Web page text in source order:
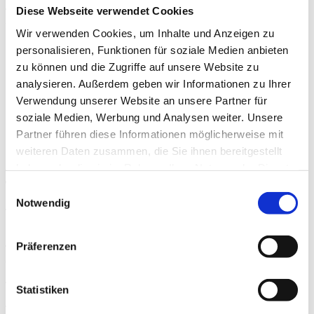
Diese Webseite verwendet Cookies
Wir verwenden Cookies, um Inhalte und Anzeigen zu
personalisieren, Funktionen für soziale Medien anbieten
zu können und die Zugriffe auf unsere Website zu
analysieren. Außerdem geben wir Informationen zu Ihrer
Verwendung unserer Website an unsere Partner für
soziale Medien, Werbung und Analysen weiter. Unsere
Partner führen diese Informationen möglicherweise mit
weiteren Daten zusammen, die Sie ihnen bereitgestellt
Notwendig
Präferenzen
Statistiken
Thema 2: Fahren mit Solokraftfahrzeugen und Zügen, Personen-
Montags 18:30 bis 20:00 Uhr
Mittwochs
18:30 bis 20:00 Uhr
Grundunterricht aller Klassen, sowie
klassenspezifischer Unterricht PKW
Thema 1: Persönliche Voraussetzung, Arbeitsplatz und
Thema 2: Wirkung von Kräften beim Fahren durch physikalische
Thema 3: Besondere Vorschriften aus der Straßenverkehrs-Ordnung